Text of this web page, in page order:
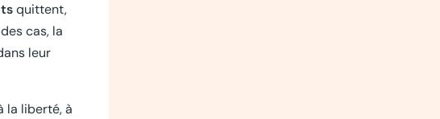
quittent,
cas, la
leur
la liberté, à